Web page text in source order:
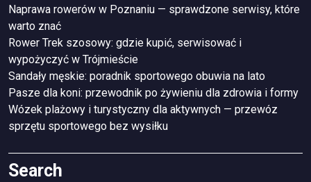
Naprawa rowerów w Poznaniu — sprawdzone serwisy, które
warto znać
Rower Trek szosowy: gdzie kupić, serwisować i
wypożyczyć w Trójmieście
Sandały męskie: poradnik sportowego obuwia na lato
Pasze dla koni: przewodnik po żywieniu dla zdrowia i formy
Wózek plażowy i turystyczny dla aktywnych — przewóz
sprzętu sportowego bez wysiłku
Search